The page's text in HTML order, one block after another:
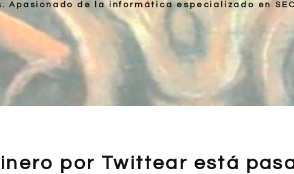
Apasionado de la informática especializado en
por Twittear está